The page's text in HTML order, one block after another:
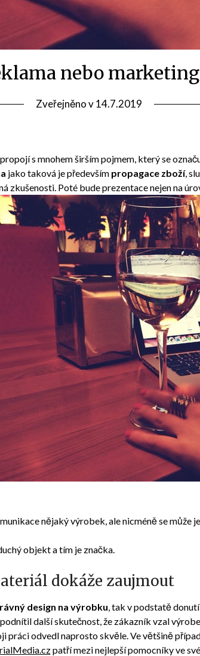
nebo marketing
Zveřejněno v14.7.2019
s mnohem širším pojmem, který se
jako taková je především propagace zboží,
zkušenosti. Poté bude prezentace nejen na
nějaký výrobek, ale nicméně se může
objekt a tím je značka.
dokáže zaujmout
design na výrobku , tak v podstatě
další skutečnost, že zákazník vzal
práci odvedl naprosto skvěle. Ve většině
patří mezi nejlepší pomocníky ve